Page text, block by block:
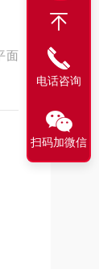
面
电话咨询
扫码加微信